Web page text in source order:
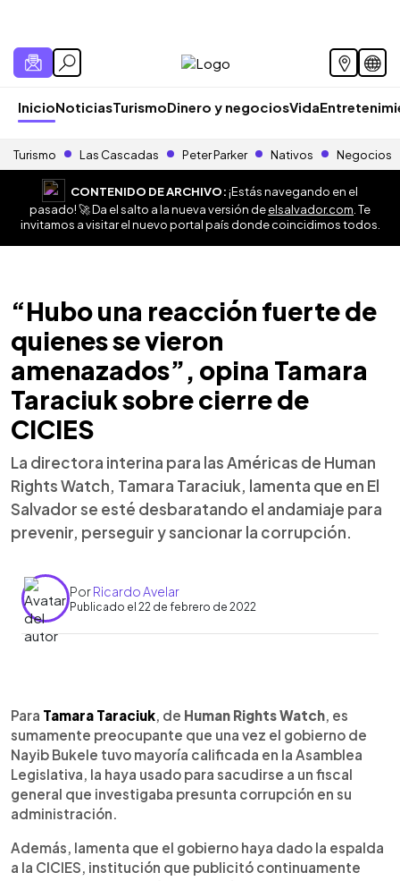
InicioNoticiasTurismoDinero y negociosVida
Turismo Las Cascadas Peter Parker Nativos Negocios
CONTENIDO DE ARCHIVO:¡Estás navegando en el
pasado! 🚀 Da el salto a la nueva versión deelsalvador.com . Te
invitamos a visitar el nuevo portal país donde coincidimos todos.
“Hubo una reacción fuerte de
quienes se vieron
amenazados”, opina Tamara
Taraciuk sobre cierre de
CICIES
La directora interina para las Américas de Human
Rights Watch, Tamara Taraciuk, lamenta que en El
Salvador se esté desbaratando el andamiaje para
prevenir, perseguir y sancionar la corrupción.
PorRicardo Avelar
Publicado el 22 de febrero de 2022
Escuchar artículo
Para Tamara Taraciuk, de Human Rights Watch, es
sumamente preocupante que una vez el gobierno de
Nayib Bukele tuvo mayoría calificada en la Asamblea
Legislativa, la haya usado para sacudirse a un fiscal
general que investigaba presunta corrupción en su
administración.
Además, lamenta que el gobierno haya dado la espalda
a la CICIES, institución que publicitó continuamente